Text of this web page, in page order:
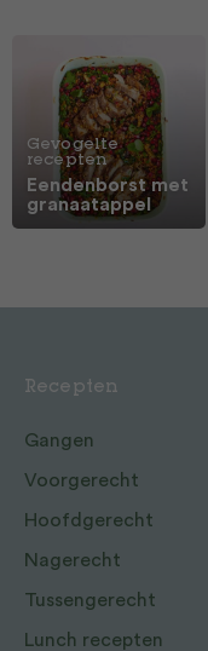
Gevogelte
recepten
Eendenborst met
granaatappel
Recepten
Gangen
Voorgerecht
Hoofdgerecht
Nagerecht
Tussengerecht
Lunch recepten